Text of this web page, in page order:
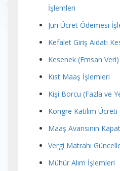
İşlemleri
Jüri Ücret Ödemesi
Kefalet Giriş Aidatı
Kesenek (Emsan
Kıst Maaş İşlemleri
Kişi Borcu (Fazla ve
Kongre Katılım
Maaş Avansının
Vergi Matrahı
Mühür Alım İşlemleri